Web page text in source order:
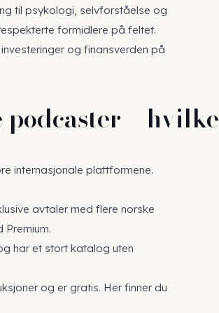
til psykologi, selvforståelse og
formidlere på feltet.
og finansverden på
– hvilke
internasjonale plattformene.
avtaler med flere norske
Premium.
har et stort katalog uten
og er gratis. Her finner du